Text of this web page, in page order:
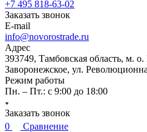
+7 495 818-63-02
Заказать звонок
E-mail
info@novorostrade.ru
Адрес
393749, Тамбовская область, м.
Заворонежское, ул.
Режим работы
Пн. – Пт.: с 9:00 до 18:00
Заказать звонок
0
Сравнение